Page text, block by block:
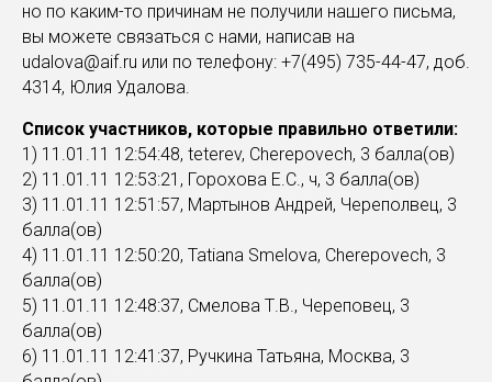
но по каким-то причинам не получили нашего письма,
вы можете связаться с нами, написав на
udalova@aif.ru или по телефону: +7(495) 735-44-47, доб.
4314, Юлия Удалова.
Список участников, которые правильно ответили:
1) 11.01.11 12:54:48, teterev, Cherepovech, 3 балла(ов)
2) 11.01.11 12:53:21, Горохова Е.С., ч, 3 балла(ов)
3) 11.01.11 12:51:57, Мартынов Андрей, Череполвец, 3
балла(ов)
4) 11.01.11 12:50:20, Tatiana Smelova, Cherepovech, 3
балла(ов)
5) 11.01.11 12:48:37, Смелова Т.В., Череповец, 3
балла(ов)
6) 11.01.11 12:41:37, Ручкина Татьяна, Москва, 3